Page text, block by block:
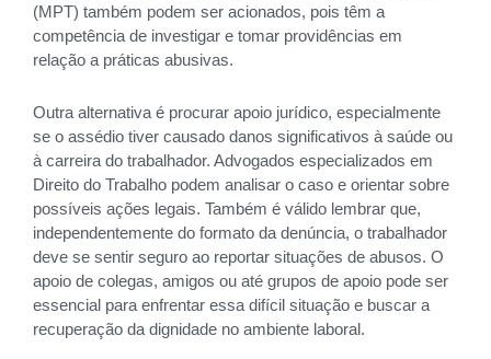
(MPT) também podem ser acionados, pois têm a
competência de investigar e tomar providências em
relação a práticas abusivas.
Outra alternativa é procurar apoio jurídico, especialmente
se o assédio tiver causado danos significativos à saúde ou
à carreira do trabalhador. Advogados especializados em
Direito do Trabalho podem analisar o caso e orientar sobre
possíveis ações legais. Também é válido lembrar que,
independentemente do formato da denúncia, o trabalhador
deve se sentir seguro ao reportar situações de abusos. O
apoio de colegas, amigos ou até grupos de apoio pode ser
essencial para enfrentar essa difícil situação e buscar a
recuperação da dignidade no ambiente laboral.